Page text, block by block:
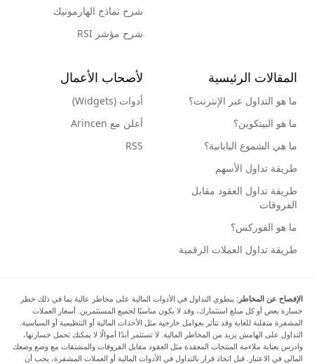
شرح نماذج الهارمونيك
شرح مؤشر RSI
المقالات الرئيسية
ما هو التداول عبر الإنترنت؟
ما هو البيتكوين؟
ما هي الشموع اليابانية؟
طريقة تداول الأسهم
طريقة تداول العقود مقابل
الفروقات
ما هو الفوركس؟
طريقة تداول العملات الرقمية
لأصحاب الأعمال
أدوات (Widgets)
أعلن مع Arincen
RSS
الإفصاح عن المخاطر: ينطوي التداول في الأدوات المالية على مخاطر عالية بما في ذلك خطر
خسارة بعض أو كل مبلغ استثمارك، وقد لا يكون مناسبًا لجميع المستثمرين. أسعار العملات
المشفرة متقلبة للغاية وقد تتأثر بعوامل خارجية مثل الأحداث المالية أو التنظيمية أو السياسية.
التداول على الهامش يزيد من المخاطر المالية. لا تستثمر أبدًا أموالًا لا يمكنك تحمل خسارتها،
وادرس بعناية ملاءمة المنتجات المعقدة مثل العقود مقابل الفروقات والمشتقات مع وضع وضعك
المالي في الاعتبار. قبل اتخاذ قرار بالتداول في الأدوات المالية أو العملات المشفرة، يجب أن